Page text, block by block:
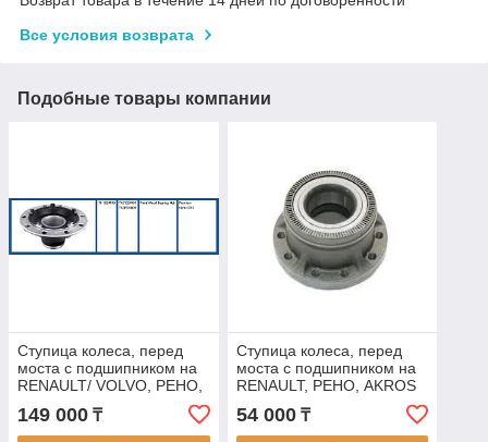
Все условия возврата
Подобные товары компании
Ступица колеса, перед
моста с подшипником на
RENAULT/ VOLVO, РЕНО,
149 000 ₸
Ступица колеса, перед
моста с подшипником на
RENAULT, РЕНО, AKROS
54 000₸